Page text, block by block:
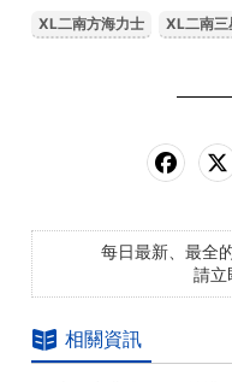
XL二南方海力士 XL二南三
每日最新、最全
請立
相關資訊